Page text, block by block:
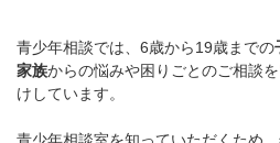
青少年相談では、6歳から19歳までの
家族からの悩みや困りごとのご相談を
けしています。